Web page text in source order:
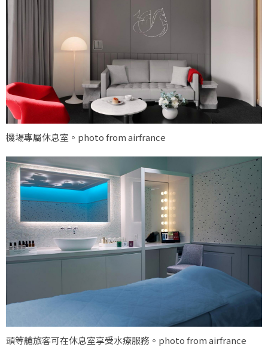
機場專屬休息室。photo from airfrance
頭等艙旅客可在休息室享受水療服務。photo from airfrance